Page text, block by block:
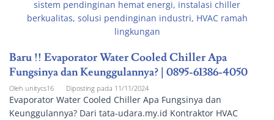
Baru !! Evaporator Water Cooled Chiller Apa
Fungsinya dan Keunggulannya? | 0895-61386-4050
Oleh unitycs16 Diposting pada 11/11/2024
Evaporator Water Cooled Chiller Apa Fungsinya dan
Keunggulannya? Dari tata-udara.my.id Kontraktor HVAC